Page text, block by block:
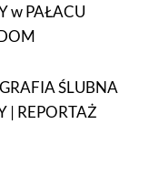
w PAŁACU
ŚLUBNA
| REPORTAŻ